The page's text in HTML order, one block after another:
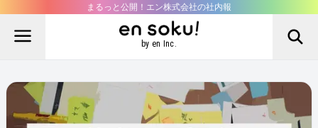
まるっと公開！エン株式会社の社内報
by en Inc.